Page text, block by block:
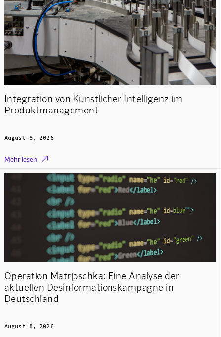
Integration von Künstlicher Intelligenz im
Produktmanagement
August 8, 2026
Mehr lesen 
Operation Matrjoschka: Eine Analyse der
aktuellen Desinformationskampagne in
Deutschland
August 8, 2026